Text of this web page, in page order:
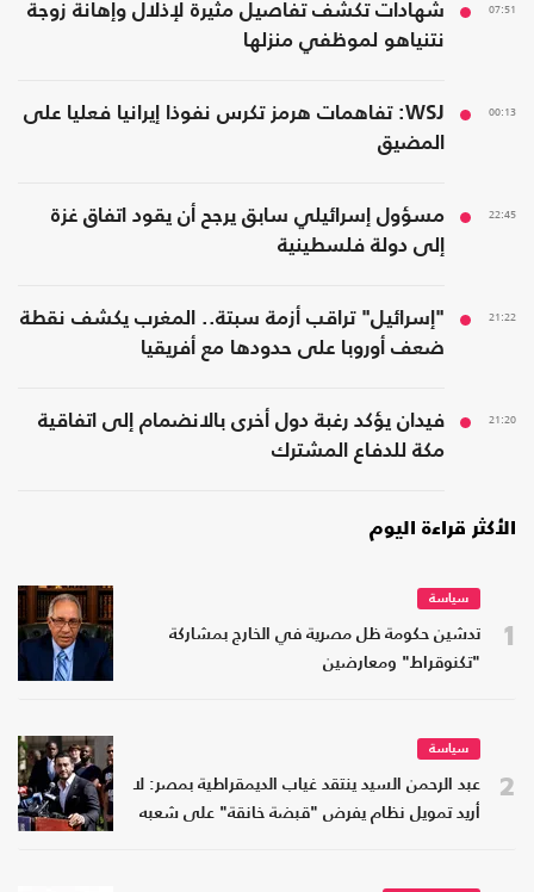
07:51
شهادات تكشف تفاصيل مثيرة لإذلال وإهانة زوجة
نتنياهو لموظفي منزلها
00:13
WSJ: تفاهمات هرمز تكرس نفوذا إيرانيا فعليا على
المضيق
22:45
مسؤول إسرائيلي سابق يرجح أن يقود اتفاق غزة
إلى دولة فلسطينية
21:22
"إسرائيل" تراقب أزمة سبتة.. المغرب يكشف نقطة
ضعف أوروبا على حدودها مع أفريقيا
21:20
فيدان يؤكد رغبة دول أخرى بالانضمام إلى اتفاقية
مكة للدفاع المشترك
الأكثر قراءة اليوم
1
سياسة
تدشين حكومة ظل مصرية في الخارج بمشاركة
"تكنوقراط" ومعارضين
2
سياسة
عبد الرحمن السيد ينتقد غياب الديمقراطية بمصر: لا
أريد تمويل نظام يفرض "قبضة خانقة" على شعبه